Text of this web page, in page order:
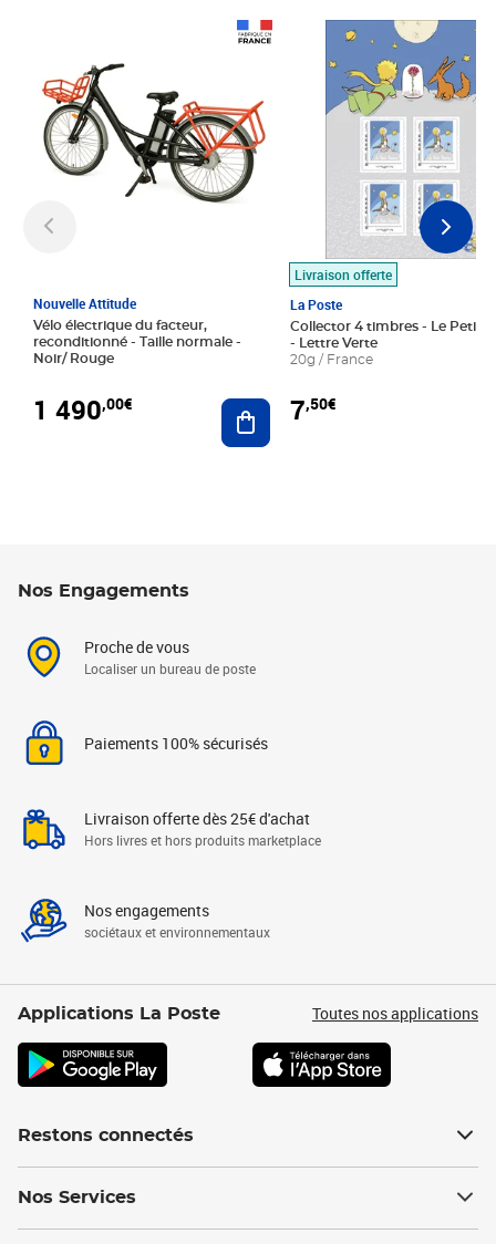
Nouvelle Attitude
Vélo électrique du facteur,
reconditionné - Taille normale -
Noir/ Rouge
1 490,00€ Ajouter au panier
Livraison offerte
La Poste
Collector 4 timbres - Le Petit
- Lettre Verte
20g / France
7,50€
Prix 7,50€
Nos Engagements
Proche de vous
Localiser un bureau de poste
Paiements 100% sécurisés
Livraison offerte dès 25€ d'achat
Hors livres et hors produits marketplace
Nos engagements
sociétaux et environnementaux
Applications La Poste Toutes nos applications
Restons connectés
Nos Services